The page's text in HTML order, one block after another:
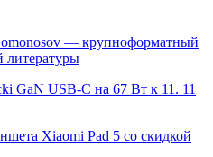
— крупноформатный
литературы
GaN USB-C на 67 Вт к 11. 11
Xiaomi Pad 5 со скидкой